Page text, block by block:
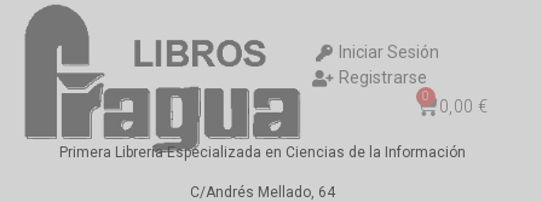
Iniciar Sesión
Registrarse
0,00 €
0
Primera Librería Especializada en Ciencias de la Información
C/Andrés Mellado, 64